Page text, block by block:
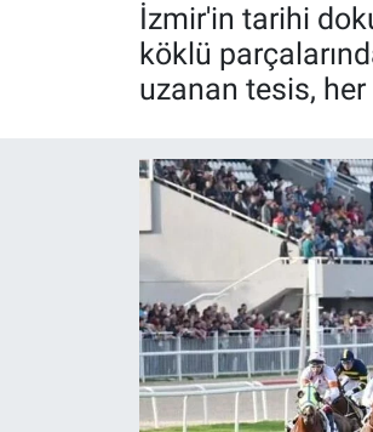
İzmir'in tarihi
köklü
uzanan tesis,
Tüm Manşetler
Haber Arşivi